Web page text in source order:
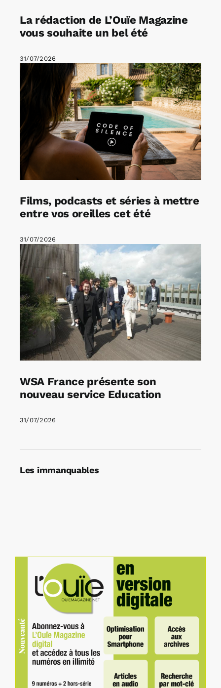
La rédaction de L’Ouïe Magazine
vous souhaite un bel été
31/07/2026
Films, podcasts et séries à mettre
entre vos oreilles cet été
31/07/2026
WSA France présente son
nouveau service Education
31/07/2026
Les immanquables